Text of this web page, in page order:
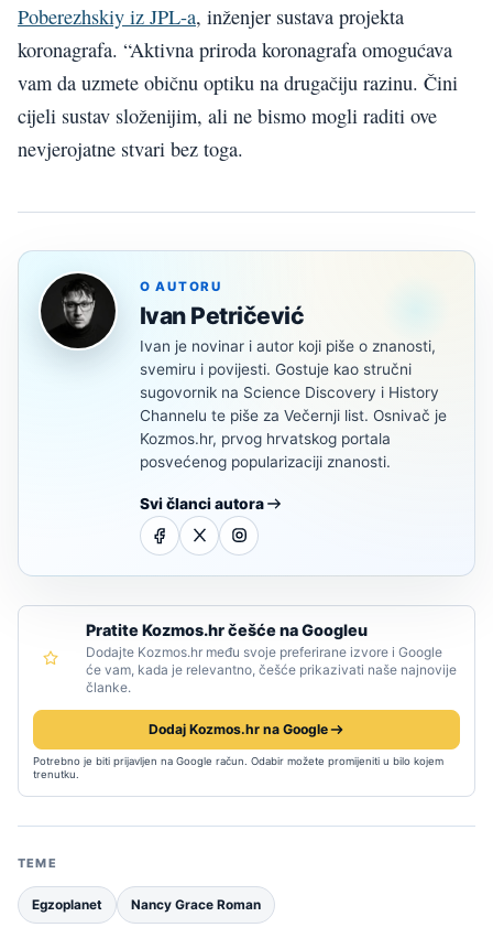
Poberezhskiy iz JPL-a, inženjer sustava projekta
koronagrafa. “Aktivna priroda koronagrafa omogućava
vam da uzmete običnu optiku na drugačiju razinu. Čini
cijeli sustav složenijim, ali ne bismo mogli raditi ove
nevjerojatne stvari bez toga.
O AUTORU
Ivan Petričević
Ivan je novinar i autor koji piše o znanosti,
svemiru i povijesti. Gostuje kao stručni
sugovornik na Science Discovery i History
Channelu te piše za Večernji list. Osnivač je
Kozmos.hr, prvog hrvatskog portala
posvećenog popularizaciji znanosti.
Svi članci autora
Pratite Kozmos.hr češće na Googleu
Dodajte Kozmos.hr među svoje preferirane izvore i Google
će vam, kada je relevantno, češće prikazivati naše najnovije
članke.
Dodaj Kozmos.hr na Google
Potrebno je biti prijavljen na Google račun. Odabir možete promijeniti u bilo kojem
trenutku.
TEME
Egzoplanet Nancy Grace Roman